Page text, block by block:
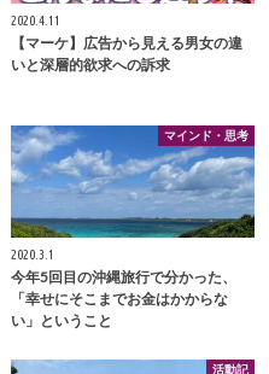
2020.4.11
【マーケ】広告から見える男女の違
いと深層的欲求への訴求
マインド・思考
2020.3.1
今年5回目の沖縄旅行で分かった、
「幸せにそこまでお金はかからな
い」ということ
活動記